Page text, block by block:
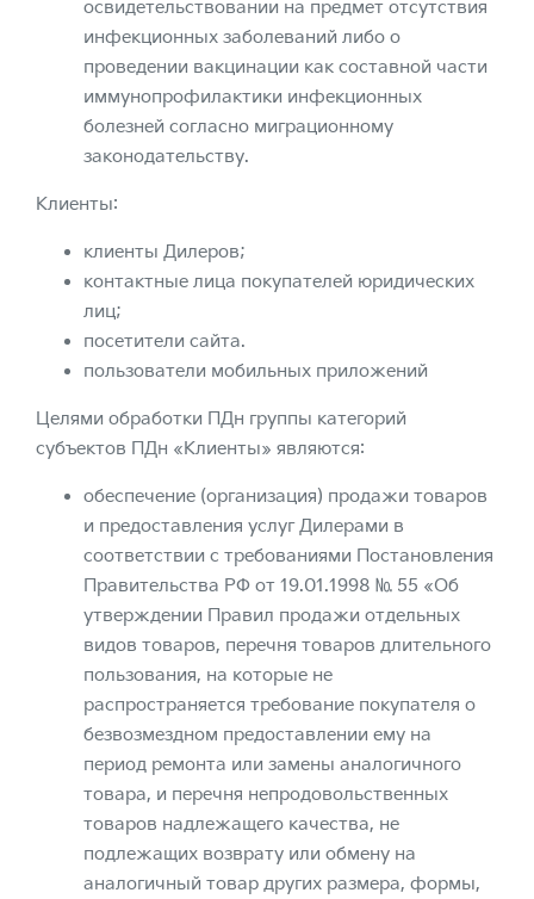
освидетельствовании на предмет отсутствия
инфекционных заболеваний либо о
проведении вакцинации как составной части
иммунопрофилактики инфекционных
болезней согласно миграционному
законодательству.
Клиенты:
клиенты Дилеров;
контактные лица покупателей юридических
лиц;
посетители сайта.
пользователи мобильных приложений
Целями обработки ПДн группы категорий
субъектов ПДн «Клиенты» являются:
обеспечение (организация) продажи товаров
и предоставления услуг Дилерами в
соответствии с требованиями Постановления
Правительства РФ от 19.01.1998 № 55 «Об
утверждении Правил продажи отдельных
видов товаров, перечня товаров длительного
пользования, на которые не
распространяется требование покупателя о
безвозмездном предоставлении ему на
период ремонта или замены аналогичного
товара, и перечня непродовольственных
товаров надлежащего качества, не
подлежащих возврату или обмену на
аналогичный товар других размера, формы,